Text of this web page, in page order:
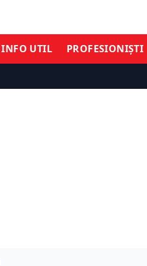
INFO UTIL PROFESIONIȘTI